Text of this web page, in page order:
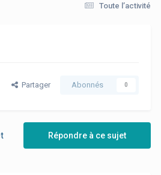
Toute l’activité
Partager Abonnés 0
Répondre à ce sujet